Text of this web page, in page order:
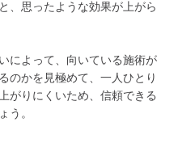
、思ったような効果が上がら
によって、向いている施術が
のかを見極めて、一人ひとり
がりにくいため、信頼できる
う。